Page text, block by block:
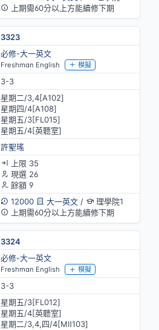
上期需60分以上方能續修下期
3323
必修-大一英文
Freshman English 模擬
3-3
星期二/3,4[A102]
星期四/4[A108]
星期五/3[FL015]
星期五/4[英聽室]
許聖瑤
上限 35
現選 26
餘額 9
12000
大一英文/
理學院1
上期需60分以上方能續修下期
3324
必修-大一英文
Freshman English 模擬
3-3
星期五/3[FL012]
星期五/4[英聽室]
星期二/3,4,四/4[MⅡ103]